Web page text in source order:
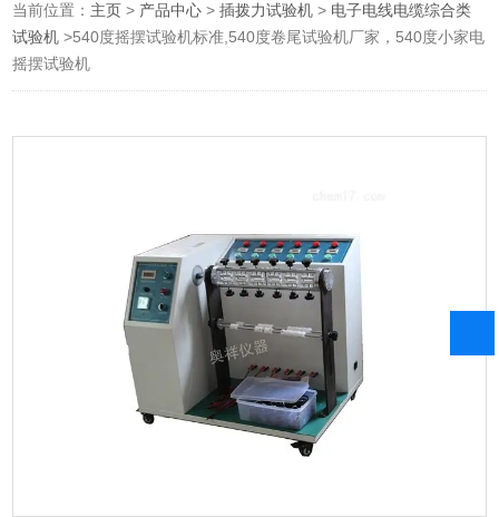
当前位置： 主页 > 产品中心 >插拨力试验机 > 电子电线电缆综合类
试验机 >540度摇摆试验机标准,540度卷尾试验机厂家，540度小家电
摇摆试验机